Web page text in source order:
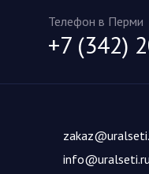
Телефон в Перми
+7 (342)